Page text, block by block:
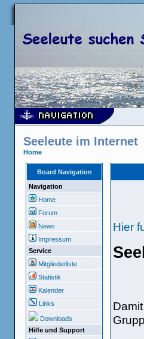
Seeleute im Internet
Home
Board Navigation
Navigation
Home
Forum
News
Impressum
Service
Mitgliederliste
Statistik
Kalender
Links
Downloads
Hilfe und Support
Hier